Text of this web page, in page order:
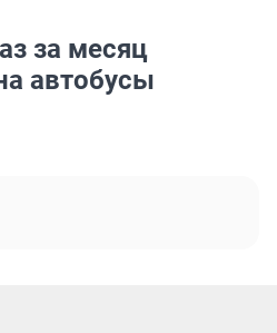
за месяц
автобусы